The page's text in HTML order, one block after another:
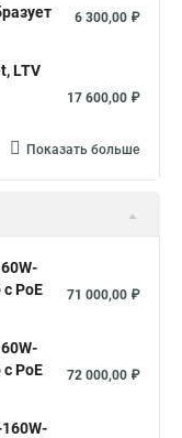
6 300,00 ₽
LTV
17 600,00 ₽
Показать больше
PoE
71 000,00 ₽
PoE
72 000,00 ₽